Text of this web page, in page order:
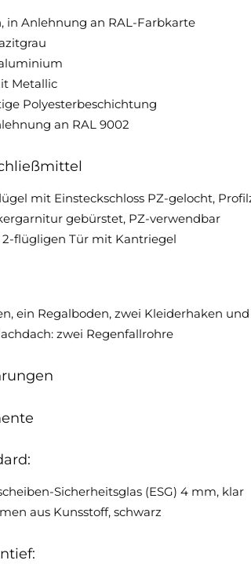
in Anlehnung an RAL-Farbkarte
Metallic
Polyesterbeschichtung
an RAL 9002
mit Einsteckschloss PZ-gelocht,
gebürstet, PZ-verwendbar
flügligen Tür mit Kantriegel
ein Regalboden, zwei Kleiderhaken
zwei Regenfallrohre
Sicherheitsglas (ESG) 4 mm, klar
aus Kunsstoff, schwarz